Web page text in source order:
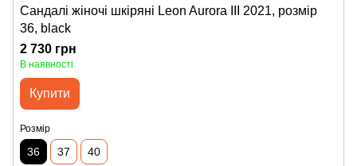
Сандалі жіночі шкіряні Leon Aurora III 2021, розмір
36, black
2 730 грн
В наявності
Купити
Розмір
36 37 40